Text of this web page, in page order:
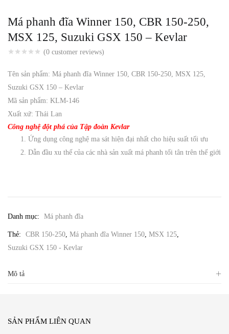
Má phanh đĩa Winner 150, CBR 150-250,
MSX 125, Suzuki GSX 150 – Kevlar
(0 customer reviews)
Tên sản phẩm: Má phanh đĩa Winner 150, CBR 150-250, MSX 125,
Suzuki GSX 150 – Kevlar
Mã sản phẩm: KLM-146
Xuất xứ: Thái Lan
Công nghệ đột phá của Tập đoàn Kevlar
Ứng dụng công nghệ ma sát hiện đại nhất cho hiệu suất tối ưu
Dẫn đầu xu thế của các nhà sản xuất má phanh tối tân trên thế giới
Danh mục: Má phanh đĩa
Thẻ: CBR 150-250 Má phanh đĩa Winner 150 MSX 125
Suzuki GSX 150 - Kevlar
Mô tả
SẢN PHẨM LIÊN QUAN